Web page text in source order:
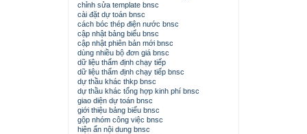
chỉnh sửa template bnsc
cài đặt dự toán bnsc
cách bóc thép điện nước bnsc
cập nhật bảng biểu bnsc
cập nhật phiên bản mới bnsc
dùng nhiều bộ đơn giá bnsc
dữ liệu thẩm định chạy tiếp
dữ liệu thẩm định chạy tiếp bnsc
dự thầu khác thkp bnsc
dự thầu khác tổng hợp kinh phí bnsc
giao diện dự toán bnsc
giới thiệu bảng biểu bnsc
gộp nhóm công việc bnsc
hiện ẩn nội dung bnsc